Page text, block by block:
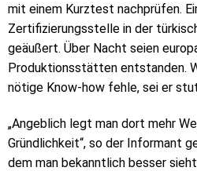
mit einem Kurztest nachprüfen.
Zertifizierungsstelle in der
geäußert. Über Nacht seien
Produktionsstätten entstanden.
nötige Know-how fehle, sei er
„Angeblich legt man dort mehr
Gründlichkeit“, so der Informant
dem man bekanntlich besser